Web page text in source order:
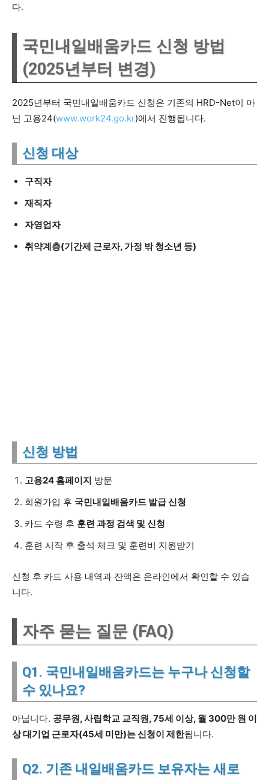
다.
국민내일배움카드 신청 방법
(2025년부터 변경)
2025년부터 국민내일배움카드 신청은 기존의 HRD-Net이 아
닌 고용24(www.work24.go.kr)에서 진행됩니다.
신청 대상
구직자
재직자
자영업자
취약계층(기간제 근로자, 가정 밖 청소년 등)
신청 방법
고용24 홈페이지 방문
회원가입 후 국민내일배움카드 발급 신청
카드 수령 후 훈련 과정 검색 및 신청
훈련 시작 후 출석 체크 및 훈련비 지원받기
신청 후 카드 사용 내역과 잔액은 온라인에서 확인할 수 있습
니다.
자주 묻는 질문 (FAQ)
Q1. 국민내일배움카드는 누구나 신청할
수 있나요?
아닙니다. 공무원, 사립학교 교직원, 75세 이상, 월 300만 원 이
상 대기업 근로자(45세 미만)는 신청이 제한됩니다.
Q2. 기존 내일배움카드 보유자는 새로